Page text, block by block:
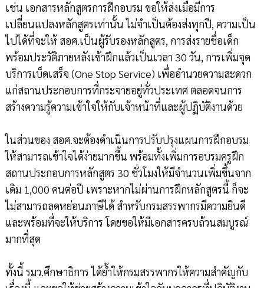
เช่น เอกสารหลักสูตรการฝึกอบรม ขอให้ส่งเมื่อมีการ
เปลี่ยนแปลงหลักสูตรเท่านั้น ไม่จำเป็นต้องส่งทุกปี, ความเป็น
ไปได้ที่จะให้ สอศ.เป็นผู้รับรองหลักสูตร, การส่งรายชื่อเด็ก
พร้อมประวัติภายหลังเข้าฝึกแล้วเป็นเวลา 30 วัน, การเพิ่มจุด
บริการเบ็ดเสร็จ (One Stop Service) เพื่ออำนวยความสะดวก
แก่สถานประกอบการที่กระจายอยู่ทั่วประเทศ ตลอดจนการ
สร้างความรู้ความเข้าใจให้กับเจ้าหน้าที่และผู้ปฏิบัติงานด้วย
ในส่วนของ สอศ.จะต้องดำเนินการปรับปรุงแผนการฝึกอบรม
ให้สามารถเข้าใจได้ง่ายมากขึ้น พร้อมทั้งเพิ่มการอบรมครูฝึก
สถานประกอบการหลักสูตร 30 ชั่วโมงให้มีจำนวนเพิ่มขึ้นจาก
เดิม 1,000 คนต่อปี เพราะหากไม่ผ่านการฝึกหลักสูตรนี้ ก็จะ
ไม่สามารถลดหย่อนภาษีได้ สำหรับกรมสรรพากรมีความยินดี
และพร้อมที่จะให้บริการ โดยขอให้มีเอกสารครบถ้วนสมบูรณ์
มากที่สุด
ทั้งนี้ รมว.ศึกษาธิการ ได้ย้ำให้กรมสรรพากรให้ความสำคัญกับ